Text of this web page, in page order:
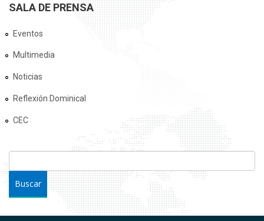
SALA DE PRENSA
Eventos
Multimedia
Noticias
Reflexión Dominical
CEC
FORMULARIO DE BÚSQUEDA